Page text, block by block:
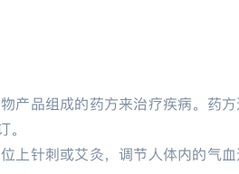
产品组成的药方来治疗疾病。药
。
上针刺或艾灸，调节人体内的气血